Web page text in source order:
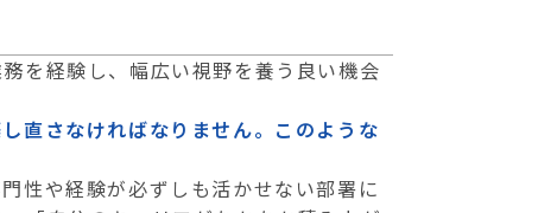
を経験し、幅広い視野を養う良い機会
直さなければなりません。このような
性や経験が必ずしも活かせない部署に